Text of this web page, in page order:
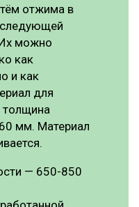
отжима в
можно
как
и как
для
толщина
мм. Материал
— 650-850